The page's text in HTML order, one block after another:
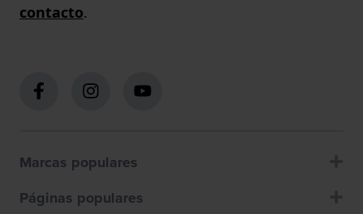
contacto.
Marcas populares
Páginas populares